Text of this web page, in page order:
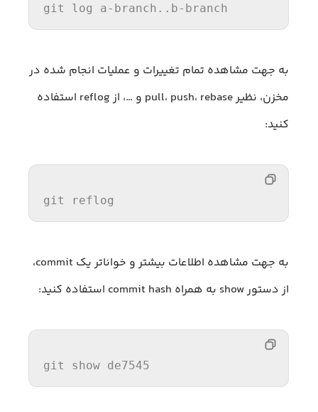
git log a-branch..b-branch
به جهت مشاهده تمام تغییرات و عملیات انجام شده در
مخزن، نظیر pull، push، rebase و …، از reflog استفاده
کنید:
git reflog
به جهت مشاهده اطلاعات بیشتر و خواناتر یک commit،
از دستور show به همراه commit hash استفاده کنید:
git show de7545